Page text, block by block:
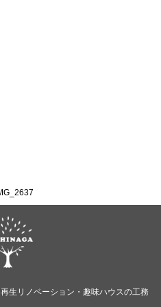
生リノベーション・趣味ハウスの工務